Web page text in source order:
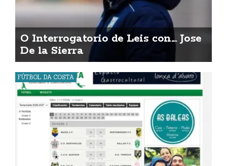
O Interrogatorio de Leis con... Jose
De la Sierra
FÚTBOL DA COSTA